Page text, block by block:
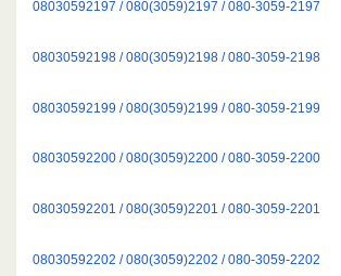
08030592197 / 080(3059)2197 / 080-3059-2197
08030592198 / 080(3059)2198 / 080-3059-2198
08030592199 / 080(3059)2199 / 080-3059-2199
08030592200 / 080(3059)2200 / 080-3059-2200
08030592201 / 080(3059)2201 / 080-3059-2201
08030592202 / 080(3059)2202 / 080-3059-2202